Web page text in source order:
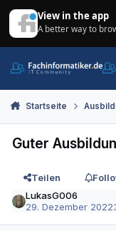
View in the app
A better way to
Startseite
Guter
Teilen
LukasG006
29. Dezember 2022